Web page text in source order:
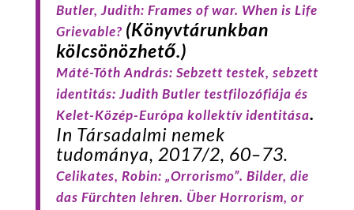
Butler, Judith: Frames of war. When is Life
Grievable? (Könyvtárunkban
kölcsönözhető.)
Máté-Tóth András: Sebzett testek, sebzett
identitás: Judith Butler testfilozófiája és
Kelet-Közép-Európa kollektív identitása.
In Társadalmi nemek
tudománya, 2017/2, 60–73.
Celikates, Robin: „Orrorismo”. Bilder, die
das Fürchten lehren. Über Horrorism, or